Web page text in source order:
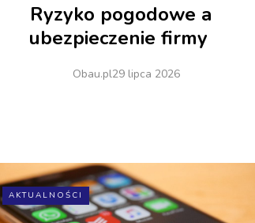
Ryzyko pogodowe a
ubezpieczenie firmy
Obau.pl29 lipca 2026
AKTUALNOŚCI